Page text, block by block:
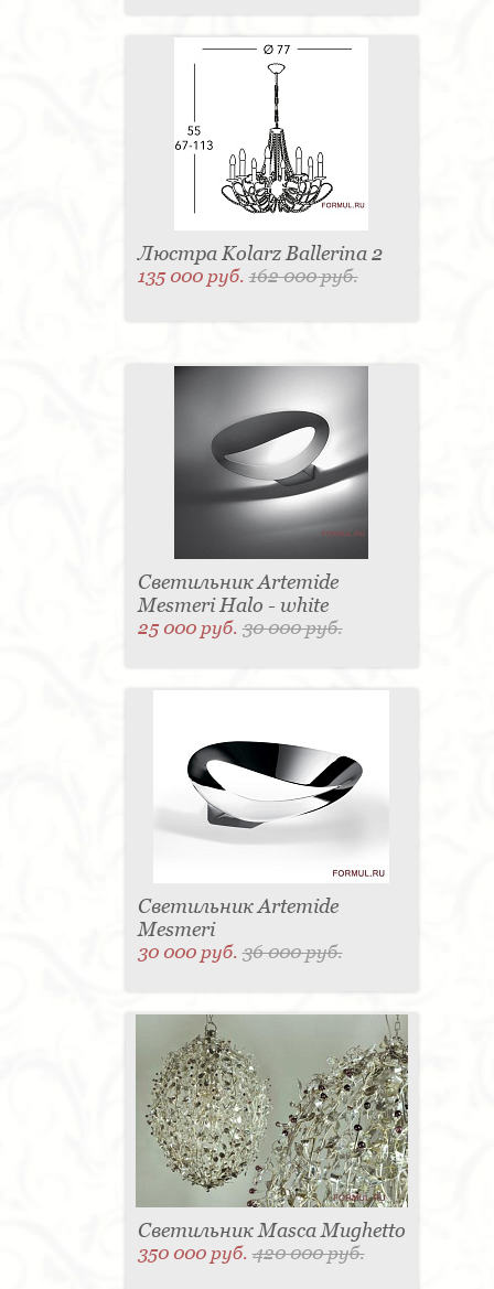
Люстра Kolarz Ballerina 2
135 000 руб.162 000 руб.
Светильник Artemide
Mesmeri Halo - white
25 000 руб.30 000 руб.
Светильник Artemide
Mesmeri
30 000 руб.36 000 руб.
Светильник Masca Mughetto
350 000 руб.420 000 руб.